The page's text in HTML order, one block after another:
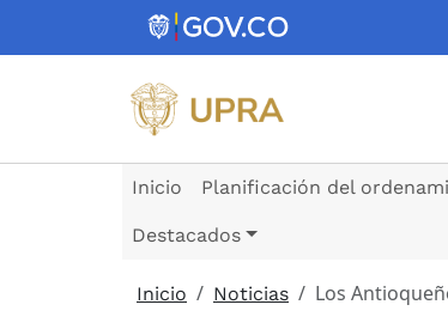
Pasar al contenido principal
Inicio Planificación del
Destacados
Inicio Noticias Los